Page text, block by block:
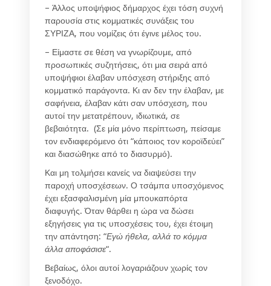
– Άλλος υποψήφιος δήμαρχος έχει τόση συχνή
παρουσία στις κομματικές συνάξεις του
ΣΥΡΙΖΑ, που νομίζεις ότι έγινε μέλος του.
– Είμαστε σε θέση να γνωρίζουμε, από
προσωπικές συζητήσεις, ότι μια σειρά από
υποψήφιοι έλαβαν υπόσχεση στήριξης από
κομματικό παράγοντα. Κι αν δεν την έλαβαν, με
σαφήνεια, έλαβαν κάτι σαν υπόσχεση, που
αυτοί την μετατρέπουν, ιδιωτικά, σε
βεβαιότητα. (Σε μία μόνο περίπτωση, πείσαμε
τον ενδιαφερόμενο ότι “κάποιος τον κοροϊδεύει”
και διασώθηκε από το διασυρμό).
Και μη τολμήσει κανείς να διαψεύσει την
παροχή υποσχέσεων. Ο τσάμπα υποσχόμενος
έχει εξασφαλισμένη μία μπουκαπόρτα
διαφυγής. Όταν θάρθει η ώρα να δώσει
εξηγήσεις για τις υποσχέσεις του, έχει έτοιμη
την απάντηση: “Εγώ ήθελα, αλλά το κόμμα
άλλα αποφάσισε“.
Βεβαίως, όλοι αυτοί λογαριάζουν χωρίς τον
ξενοδόχο.